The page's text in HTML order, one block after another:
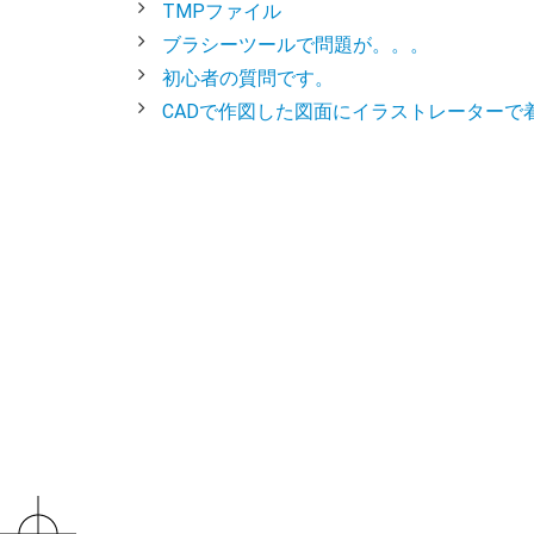
TMPファイル
ブラシーツールで問題が。。。
初心者の質問です。
CADで作図した図面にイラストレーターで